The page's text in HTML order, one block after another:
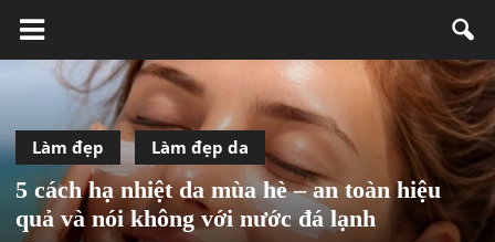
Làm đẹp Làm đẹp da
5 cách hạ nhiệt da mùa hè – an toàn hiệu
quả và nói không với nước đá lạnh